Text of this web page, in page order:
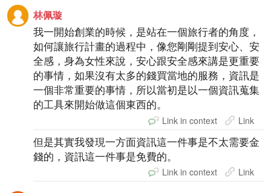
林佩璇
我一開始創業的時候，是站在一個旅行者的角度，
如何讓旅行計畫的過程中，像您剛剛提到安心、安
全感，身為女性來說，安心跟安全感來講是更重要
的事情，如果沒有太多的錢買當地的服務，資訊是
一個非常重要的事情，所以當初是以一個資訊蒐集
的工具來開始做這個東西的。
Link in context Link
但是其實我發現一方面資訊這一件事是不太需要金
錢的，資訊這一件事是免費的。
Link in context Link